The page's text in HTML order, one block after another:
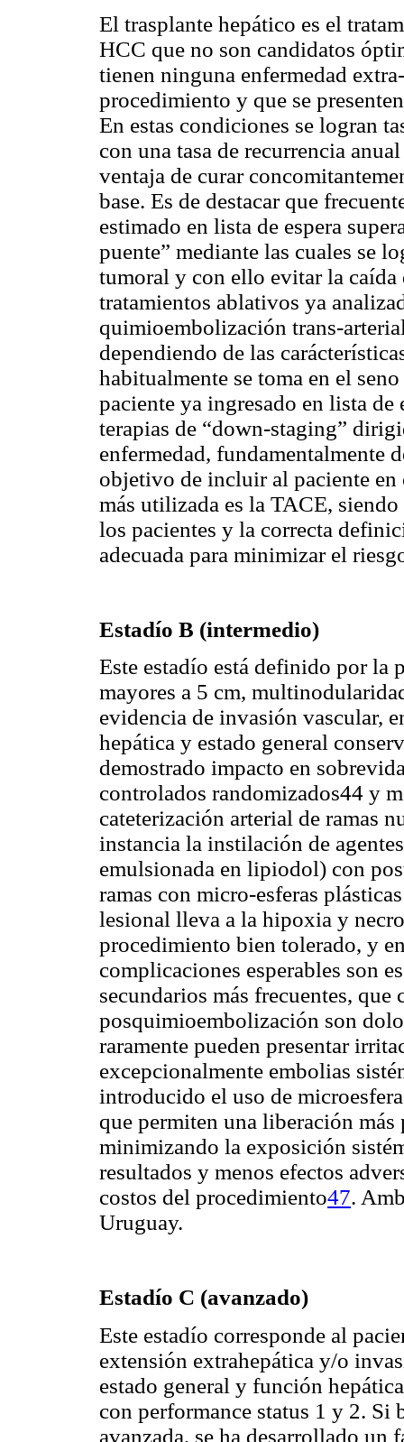
El trasplante hepático es el
HCC que no son candidatos
tienen ninguna enfermedad
procedimiento y que se
En estas condiciones se logran
con una tasa de recurrencia
ventaja de curar
base. Es de destacar que
estimado en lista de espera
puente” mediante las cuales se
tumoral y con ello evitar la
tratamientos ablativos ya
quimioembolización trans-
dependiendo de las
habitualmente se toma en el
paciente ya ingresado en lista de
terapias de “down-staging”
enfermedad, fundamentalmente
objetivo de incluir al paciente
más utilizada es la TACE,
los pacientes y la correcta
adecuada para minimizar el
Estadío B (intermedio)
Este estadío está definido por la
mayores a 5 cm,
evidencia de invasión vascular,
hepática y estado general
demostrado impacto en
controlados randomizados44 y
cateterización arterial de ramas
instancia la instilación de
emulsionada en lipiodol) con
ramas con micro-esferas
lesional lleva a la hipoxia y
procedimiento bien tolerado, y
complicaciones esperables son
secundarios más frecuentes,
posquimioembolización son
raramente pueden presentar
excepcionalmente embolias
introducido el uso de
que permiten una liberación
minimizando la exposición
resultados y menos efectos
costos del procedimiento47.
Uruguay.
Estadío C (avanzado)
Este estadío corresponde al
extensión extrahepática y/o
estado general y función
con performance status 1 y 2. Si
avanzada, se ha desarrollado un